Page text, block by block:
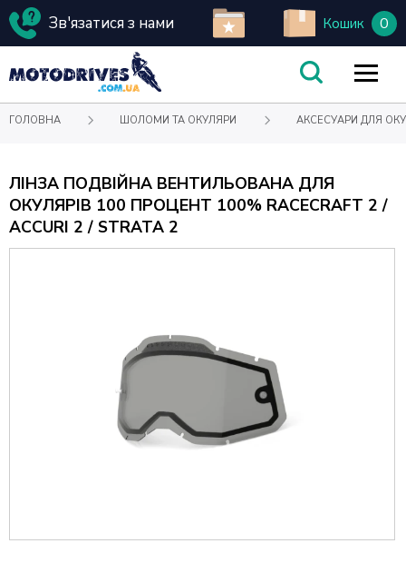
Зв'язатися з нами Кошик 0
ГОЛОВНА ШОЛОМИ ТА ОКУЛЯРИ АКСЕСУАРИ ДЛЯ
ЛІНЗА ПОДВІЙНА ВЕНТИЛЬОВАНА ДЛЯ
ОКУЛЯРІВ 100 ПРОЦЕНТ 100% RACECRAFT 2 /
ACCURI 2 / STRATA 2